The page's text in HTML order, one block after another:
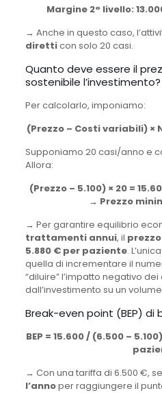
Margine 2° livello:
→ Anche in questo caso,
diretticon solo 20 casi.
Quanto deve essere il
sostenibile l’investimento?
Per calcolarlo, imponiamo:
(Prezzo – Costi variabili) ×
Supponiamo 20 casi/anno e
Allora:
(Prezzo – 5.100) × 20 =
→ Prezzo
→ Per garantire equilibrio
trattamenti annui, il
5.880 € per paziente.
quella di incrementare il
“diluire” l’impatto negativo
dall’investimento su un
Break-even point (BEP) di
BEP = 15.600 / (6.500 –
→ Con una tariffa di 6.500 €,
l’annoper raggiungere il